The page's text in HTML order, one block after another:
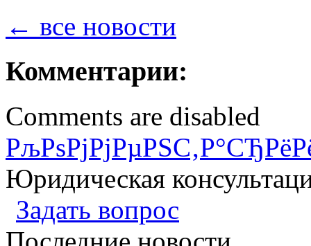
← все новости
Комментарии:
Comments are disabled
Юридическая
Задать вопрос